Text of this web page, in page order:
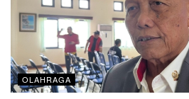
OLAHRAGA